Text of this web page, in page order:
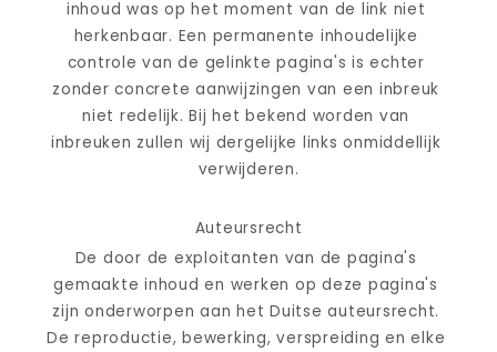
inhoud was op het moment van de link niet
herkenbaar. Een permanente inhoudelijke
controle van de gelinkte pagina's is echter
zonder concrete aanwijzingen van een inbreuk
niet redelijk. Bij het bekend worden van
inbreuken zullen wij dergelijke links onmiddellijk
verwijderen.
Auteursrecht
De door de exploitanten van de pagina's
gemaakte inhoud en werken op deze pagina's
zijn onderworpen aan het Duitse auteursrecht.
De reproductie, bewerking, verspreiding en elke